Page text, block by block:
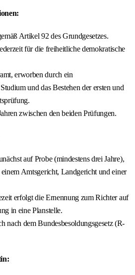
Artikel 92 des Grundgesetzes.
für die freiheitliche demokratische
erworben durch ein
und das Bestehen der ersten und
zwischen den beiden Prüfungen.
auf Probe (mindestens drei Jahre),
Amtsgericht, Landgericht und einer
erfolgt die Ernennung zum Richter auf
in eine Planstelle.
nach dem Bundesbesoldungsgesetz (R-